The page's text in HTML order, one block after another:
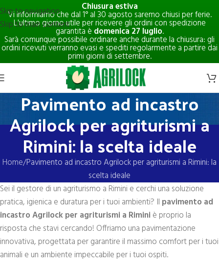
Chiusura estiva
Vi informiamo che dal 1° al 30 agosto saremo chiusi per ferie.
L'ultimo giorno utile per ricevere gli ordini con spedizione
garantita è domenica 27 luglio.
Sarà comunque possibile ordinare anche durante la chiusura: gli
ordini ricevuti verranno evasi e spediti regolarmente a partire dai
primi giorni di settembre.
Skip to navigation
Skip to main content
Pavimento ad incastro
Agrilock per agriturismi a
Rimini: la scelta ideale
Home Pavimento ad incastro Agrilock per agriturismi a Rimini: la
scelta ideale
Sei il gestore di un agriturismo a Rimini e cerchi una soluzione
pratica, igienica e duratura per i tuoi ambienti? Il pavimento ad
incastro Agrilock per agriturismi a Rimini è proprio la
risposta che stavi cercando! Offriamo una pavimentazione
innovativa, progettata per garantire il massimo comfort per i tuoi
animali e un ambiente impeccabile per i tuoi ospiti.